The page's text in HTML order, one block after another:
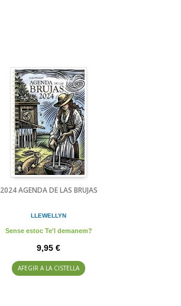
2024 AGENDA DE LAS BRUJAS
LLEWELLYN
Sense estoc Te'l demanem?
9,95 €
AFEGIR A LA CISTELLA